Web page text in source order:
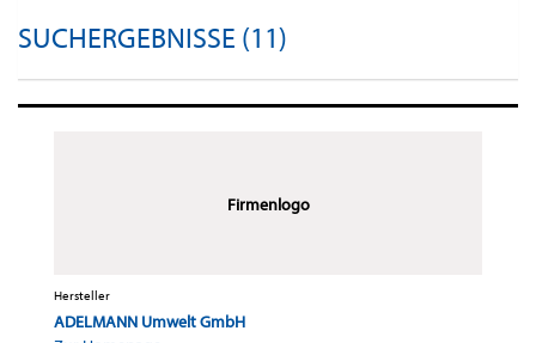
SUCHERGEBNISSE (11)
Firmenlogo
Hersteller
ADELMANN Umwelt GmbH